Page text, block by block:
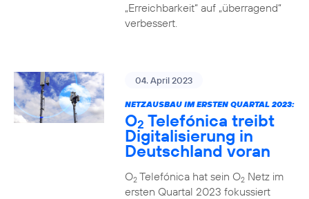
„Erreichbarkeit“ auf „überragend“
verbessert.
04. April 2023
NETZAUSBAU IM ERSTEN QUARTAL 2023:
O2 Telefónica treibt
Digitalisierung in
Deutschland voran
O2Telefónica hat sein O2Netz im
ersten Quartal 2023 fokussiert